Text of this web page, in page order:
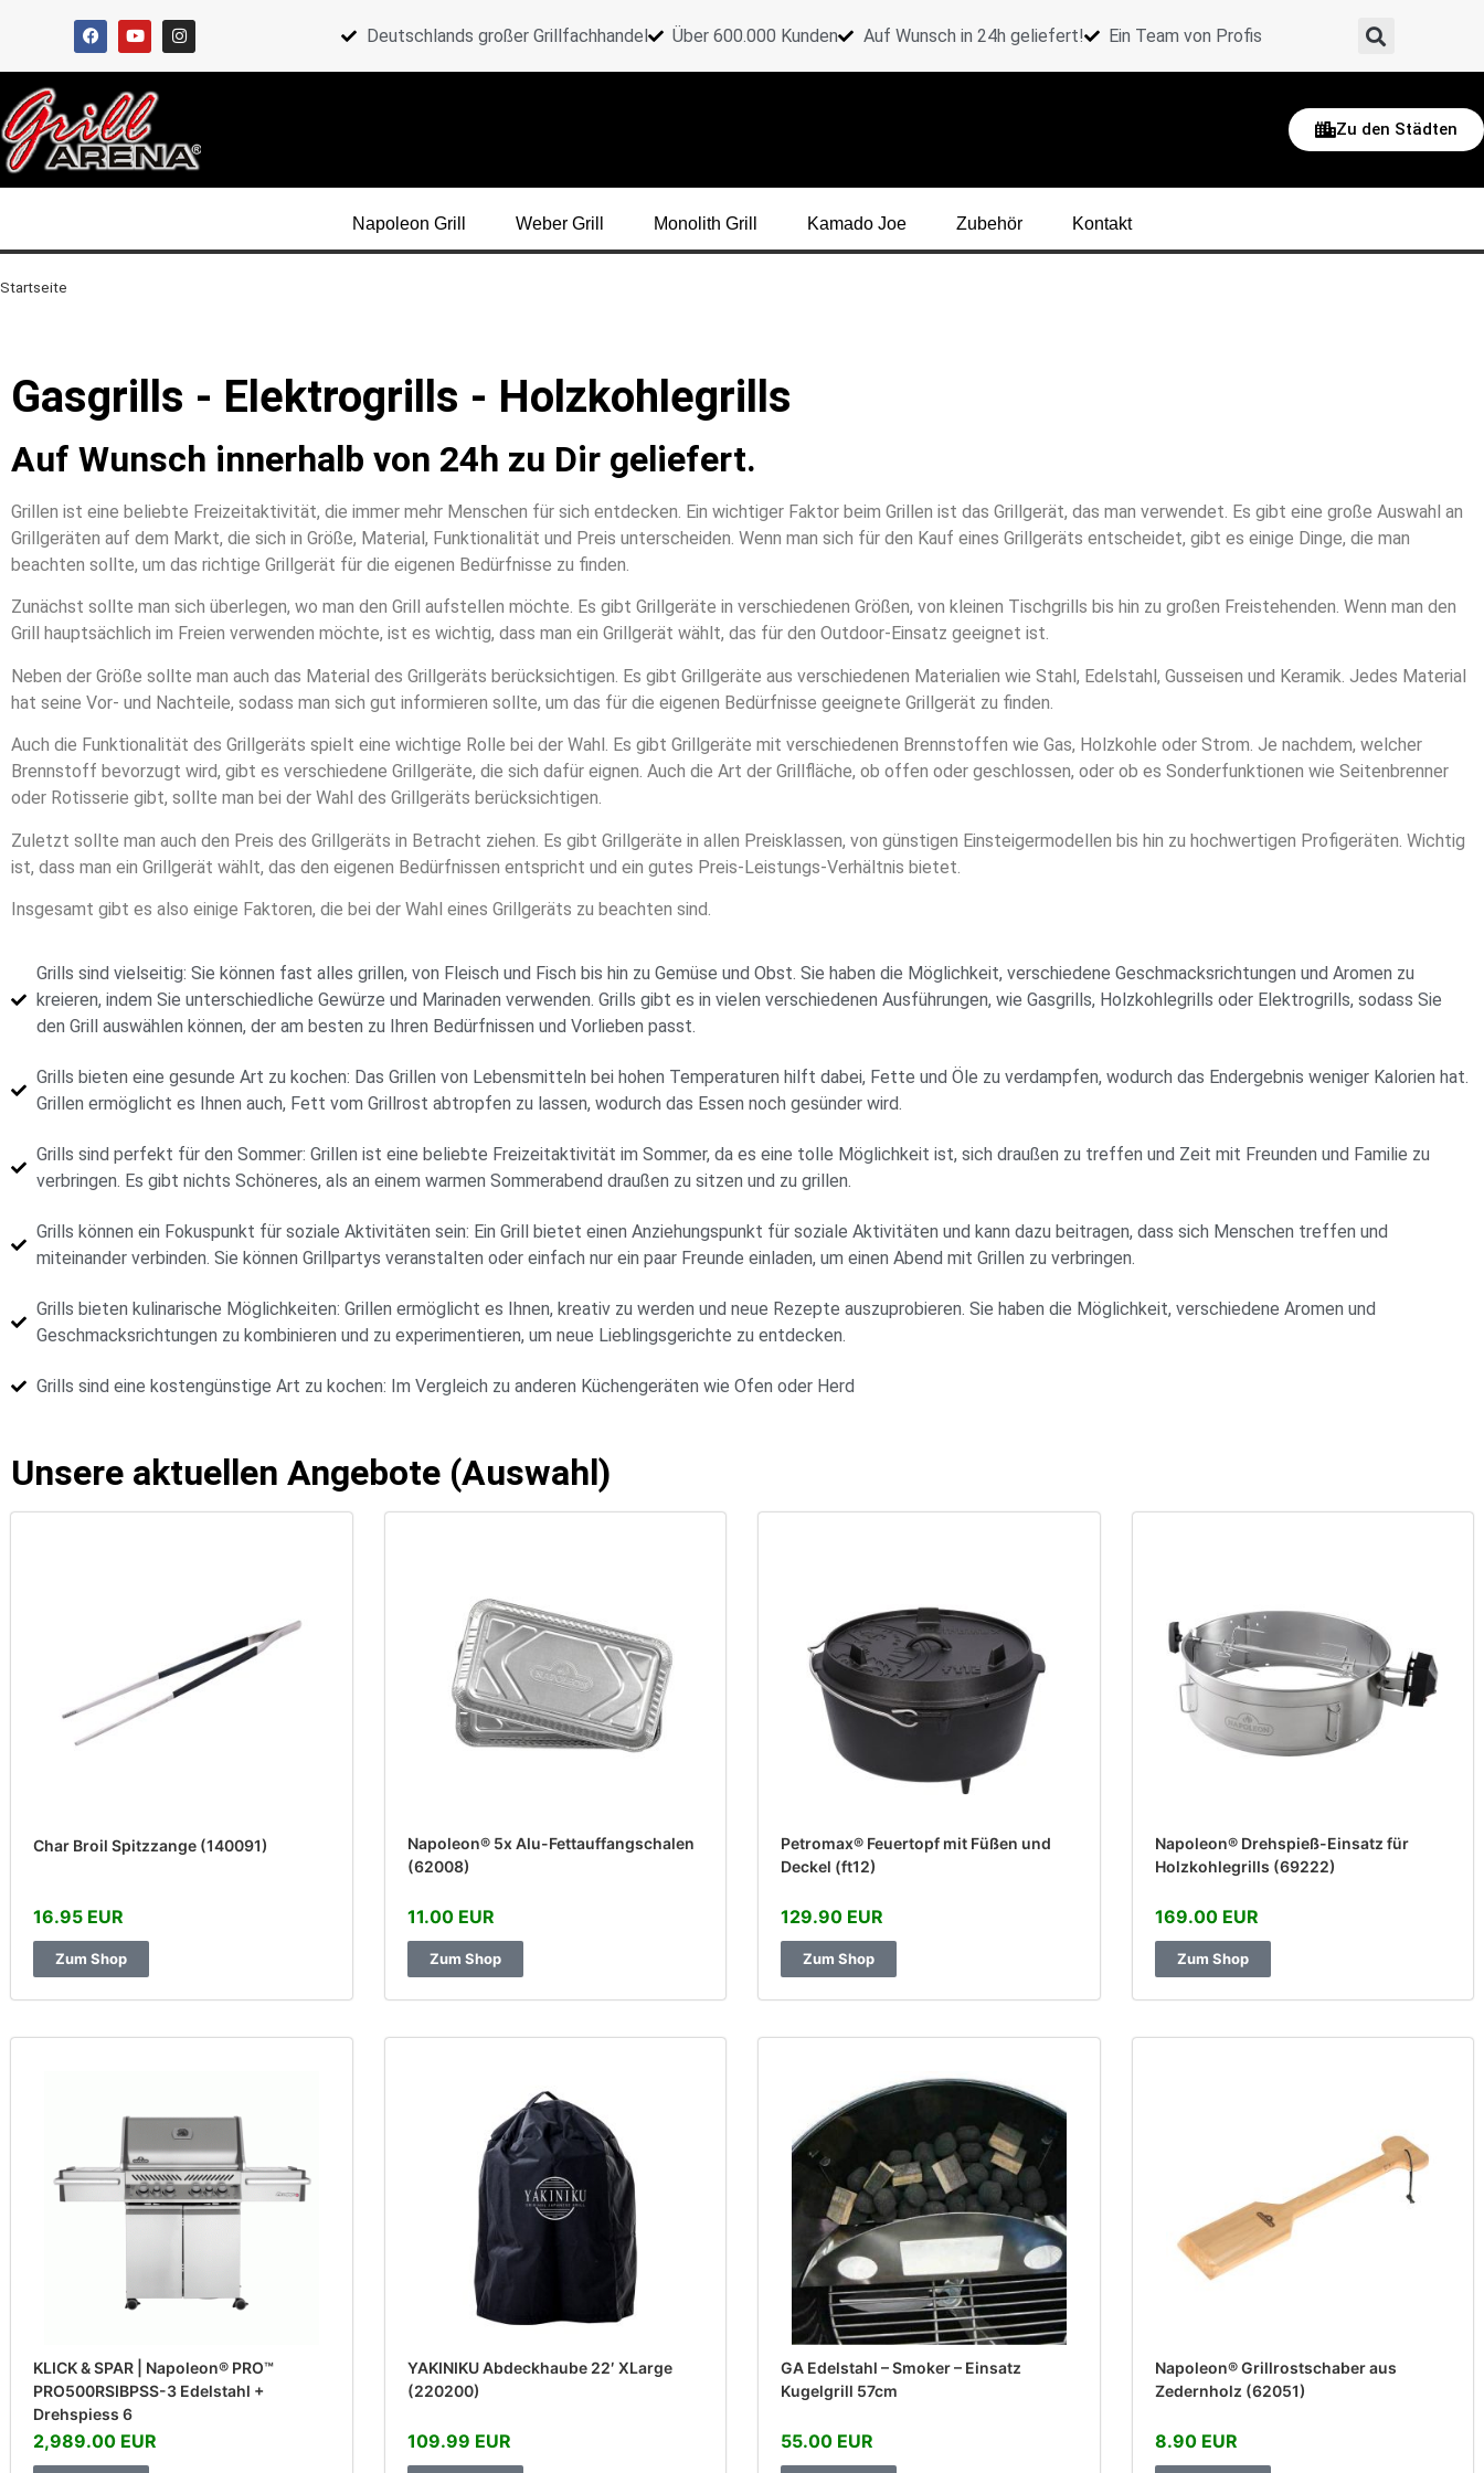
Deutschlands großer Grillfachhandel Über 600.000 Kunden Auf Wunsch in 24h geliefert! Ein Team von Profis
Zu den Städten
Napoleon Grill Weber Grill Monolith Grill Kamado Joe Zubehör Kontakt
Startseite
Gasgrills - Elektrogrills - Holzkohlegrills
Auf Wunsch innerhalb von 24h zu Dir geliefert.
Grillen ist eine beliebte Freizeitaktivität, die immer mehr Menschen für sich entdecken. Ein wichtiger Faktor beim Grillen ist das Grillgerät, das man verwendet. Es gibt eine große Auswahl an
Grillgeräten auf dem Markt, die sich in Größe, Material, Funktionalität und Preis unterscheiden. Wenn man sich für den Kauf eines Grillgeräts entscheidet, gibt es einige Dinge, die man
beachten sollte, um das richtige Grillgerät für die eigenen Bedürfnisse zu finden.
Zunächst sollte man sich überlegen, wo man den Grill aufstellen möchte. Es gibt Grillgeräte in verschiedenen Größen, von kleinen Tischgrills bis hin zu großen Freistehenden. Wenn man den
Grill hauptsächlich im Freien verwenden möchte, ist es wichtig, dass man ein Grillgerät wählt, das für den Outdoor-Einsatz geeignet ist.
Neben der Größe sollte man auch das Material des Grillgeräts berücksichtigen. Es gibt Grillgeräte aus verschiedenen Materialien wie Stahl, Edelstahl, Gusseisen und Keramik. Jedes Material
hat seine Vor- und Nachteile, sodass man sich gut informieren sollte, um das für die eigenen Bedürfnisse geeignete Grillgerät zu finden.
Auch die Funktionalität des Grillgeräts spielt eine wichtige Rolle bei der Wahl. Es gibt Grillgeräte mit verschiedenen Brennstoffen wie Gas, Holzkohle oder Strom. Je nachdem, welcher
Brennstoff bevorzugt wird, gibt es verschiedene Grillgeräte, die sich dafür eignen. Auch die Art der Grillfläche, ob offen oder geschlossen, oder ob es Sonderfunktionen wie Seitenbrenner
oder Rotisserie gibt, sollte man bei der Wahl des Grillgeräts berücksichtigen.
Zuletzt sollte man auch den Preis des Grillgeräts in Betracht ziehen. Es gibt Grillgeräte in allen Preisklassen, von günstigen Einsteigermodellen bis hin zu hochwertigen Profigeräten. Wichtig
ist, dass man ein Grillgerät wählt, das den eigenen Bedürfnissen entspricht und ein gutes Preis-Leistungs-Verhältnis bietet.
Insgesamt gibt es also einige Faktoren, die bei der Wahl eines Grillgeräts zu beachten sind.
Grills sind vielseitig: Sie können fast alles grillen, von Fleisch und Fisch bis hin zu Gemüse und Obst. Sie haben die Möglichkeit, verschiedene Geschmacksrichtungen und Aromen zu
kreieren, indem Sie unterschiedliche Gewürze und Marinaden verwenden. Grills gibt es in vielen verschiedenen Ausführungen, wie Gasgrills, Holzkohlegrills oder Elektrogrills, sodass Sie
den Grill auswählen können, der am besten zu Ihren Bedürfnissen und Vorlieben passt.
Grills bieten eine gesunde Art zu kochen: Das Grillen von Lebensmitteln bei hohen Temperaturen hilft dabei, Fette und Öle zu verdampfen, wodurch das Endergebnis weniger Kalorien hat.
Grillen ermöglicht es Ihnen auch, Fett vom Grillrost abtropfen zu lassen, wodurch das Essen noch gesünder wird.
Grills sind perfekt für den Sommer: Grillen ist eine beliebte Freizeitaktivität im Sommer, da es eine tolle Möglichkeit ist, sich draußen zu treffen und Zeit mit Freunden und Familie zu
verbringen. Es gibt nichts Schöneres, als an einem warmen Sommerabend draußen zu sitzen und zu grillen.
Grills können ein Fokuspunkt für soziale Aktivitäten sein: Ein Grill bietet einen Anziehungspunkt für soziale Aktivitäten und kann dazu beitragen, dass sich Menschen treffen und
miteinander verbinden. Sie können Grillpartys veranstalten oder einfach nur ein paar Freunde einladen, um einen Abend mit Grillen zu verbringen.
Grills bieten kulinarische Möglichkeiten: Grillen ermöglicht es Ihnen, kreativ zu werden und neue Rezepte auszuprobieren. Sie haben die Möglichkeit, verschiedene Aromen und
Geschmacksrichtungen zu kombinieren und zu experimentieren, um neue Lieblingsgerichte zu entdecken.
Grills sind eine kostengünstige Art zu kochen: Im Vergleich zu anderen Küchengeräten wie Ofen oder Herd
Unsere aktuellen Angebote (Auswahl)
Char Broil Spitzzange (140091)
16.95 EUR
Zum Shop
Napoleon® 5x Alu-Fettauffangschalen
(62008)
11.00 EUR
Zum Shop
Petromax® Feuertopf mit Füßen und
Deckel (ft12)
129.90 EUR
Zum Shop
Napoleon® Drehspieß-Einsatz für
Holzkohlegrills (69222)
169.00 EUR
Zum Shop
KLICK & SPAR | Napoleon® PRO™
PRO500RSIBPSS-3 Edelstahl +
Drehspiess 6
2,989.00 EUR
YAKINIKU Abdeckhaube 22′ XLarge
(220200)
109.99 EUR
GA Edelstahl – Smoker – Einsatz
Kugelgrill 57cm
55.00 EUR
Napoleon® Grillrostschaber aus
Zedernholz (62051)
8.90 EUR